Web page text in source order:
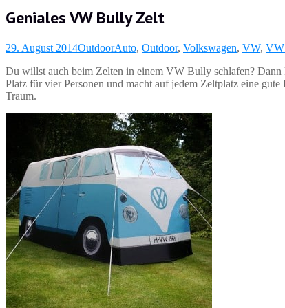
Geniales VW Bully Zelt
29. August 2014OutdoorAuto, Outdoor, Volkswagen, VW,
Du willst auch beim Zelten in einem VW Bully schlafen?
Platz für vierPersonen und macht auf jedem Zeltplatz eine
Traum.